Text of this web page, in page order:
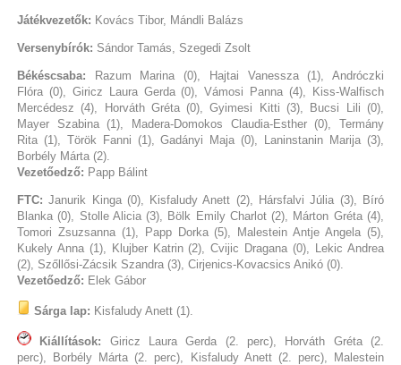
Játékvezetők: Kovács Tibor, Mándli Balázs
Versenybírók: Sándor Tamás, Szegedi Zsolt
Békéscsaba: Razum Marina (0), Hajtai Vanessza (1), Andróczki
Flóra (0), Giricz Laura Gerda (0), Vámosi Panna (4), Kiss-Walfisch
Mercédesz (4), Horváth Gréta (0), Gyimesi Kitti (3), Bucsi Lili (0),
Mayer Szabina (1), Madera-Domokos Claudia-Esther (0), Termány
Rita (1), Török Fanni (1), Gadányi Maja (0), Laninstanin Marija (3),
Borbély Márta (2).
Vezetőedző: Papp Bálint
FTC:Janurik Kinga (0), Kisfaludy Anett (2), Hársfalvi Júlia (3), Bíró
Blanka (0), Stolle Alicia (3), Bölk Emily Charlot (2), Márton Gréta (4),
Tomori Zsuzsanna (1), Papp Dorka (5), Malestein Antje Angela (5),
Kukely Anna (1), Klujber Katrin (2), Cvijic Dragana (0), Lekic Andrea
(2), Szőllősi-Zácsik Szandra (3), Cirjenics-Kovacsics Anikó (0).
Vezetőedző: Elek Gábor
Sárga lap: Kisfaludy Anett (1).
Kiállítások: Giricz Laura Gerda (2. perc), Horváth Gréta (2.
perc), Borbély Márta (2. perc), Kisfaludy Anett (2. perc), Malestein